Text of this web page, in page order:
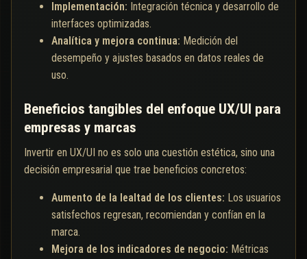
Implementación: Integración técnica y desarrollo de
interfaces optimizadas.
Analítica y mejora continua: Medición del
desempeño y ajustes basados en datos reales de
uso.
Beneficios tangibles del enfoque UX/UI para
empresas y marcas
Invertir en UX/UI no es solo una cuestión estética, sino una
decisión empresarial que trae beneficios concretos:
Aumento de la lealtad de los clientes: Los usuarios
satisfechos regresan, recomiendan y confían en la
marca.
Mejora de los indicadores de negocio: Métricas